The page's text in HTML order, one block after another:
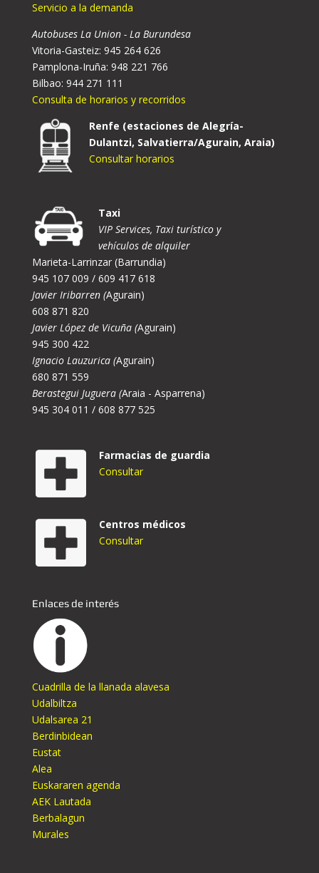
Servicio a la demanda
Autobuses La Union - La Burundesa
Vitoria-Gasteiz: 945 264 626
Pamplona-Iruña: 948 221 766
Bilbao: 944 271 111
Consulta de horarios y recorridos
Renfe (estaciones de Alegría-
Dulantzi, Salvatierra/Agurain, Araia)
Consultar horarios
Taxi
VIP Services, Taxi turístico y
vehículos de alquiler
Marieta-Larrinzar (Barrundia)
945 107 009 / 609 417 618
Javier Iribarren (Agurain)
608 871 820
Javier López de Vicuña (Agurain)
945 300 422
Ignacio Lauzurica (Agurain)
680 871 559
Berastegui Juguera (Araia - Asparrena)
945 304 011 / 608 877 525
Farmacias de guardia
Consultar
Centros médicos
Consultar
Enlaces de interés
Cuadrilla de la llanada alavesa
Udalbiltza
Udalsarea 21
Berdinbidean
Eustat
Alea
Euskararen agenda
AEK Lautada
Berbalagun
Murales